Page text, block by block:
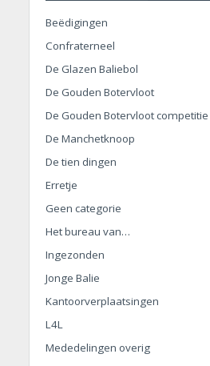
Beëdigingen
Confraterneel
De Glazen Baliebol
De Gouden Botervloot
De Gouden Botervloot competitie
De Manchetknoop
De tien dingen
Erretje
Geen categorie
Het bureau van…
Ingezonden
Jonge Balie
Kantoorverplaatsingen
L4L
Mededelingen overig